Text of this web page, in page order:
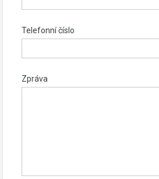
Telefonní číslo
Zpráva